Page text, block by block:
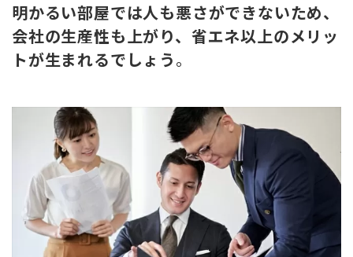
明かるい部屋では人も悪さができないため、
会社の生産性も上がり、省エネ以上のメリッ
トが生まれるでしょう。